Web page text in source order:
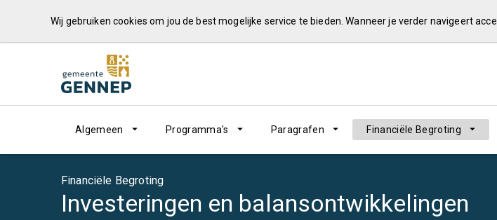
Algemeen Programma's Paragrafen Financiële Begroting
Financiële Begroting
Investeringen en balansontwikkelingen
Wij gebruiken cookies om jou de best mogelijke service te bieden. Wanneer je verder navigeert